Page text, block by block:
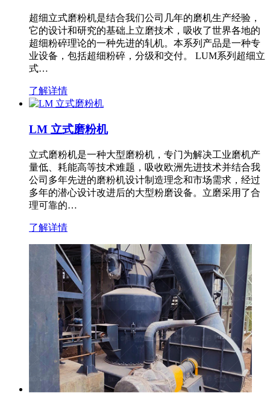
超细立式磨粉机是结合我们公司几年的磨机生产经验，
它的设计和研究的基础上立磨技术，吸收了世界各地的
超细粉碎理论的一种先进的轧机。本系列产品是一种专
业设备，包括超细粉碎，分级和交付。 LUM系列超细立
式…
了解详情
LM 立式磨粉机
立式磨粉机是一种大型磨粉机，专门为解决工业磨机产
量低、耗能高等技术难题，吸收欧洲先进技术并结合我
公司多年先进的磨粉机设计制造理念和市场需求，经过
多年的潜心设计改进后的大型粉磨设备。立磨采用了合
理可靠的…
了解详情